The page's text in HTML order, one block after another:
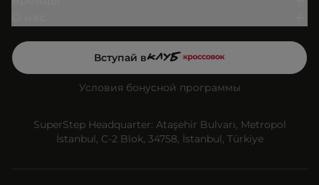
Вступай в
Условия бонусной программы
SuperStep Headquarter: Ataşehir Bulvarı, Metropol
İstanbul, C-2 Blok, 34758, İstanbul, Türkiye